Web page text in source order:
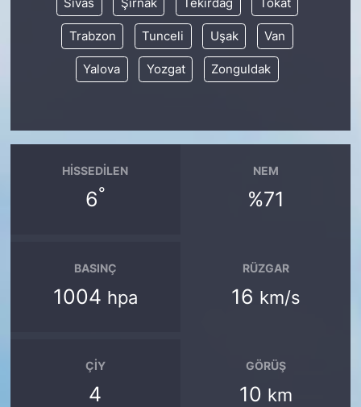
Sivas Şırnak Tekirdağ Tokat
Trabzon Tunceli Uşak Van
Yalova Yozgat Zonguldak
HISSEDILEN
6°
NEM
%71
BASINÇ
1004 hpa
RÜZGAR
16 km/s
ÇIY
4
GÖRÜŞ
10 km